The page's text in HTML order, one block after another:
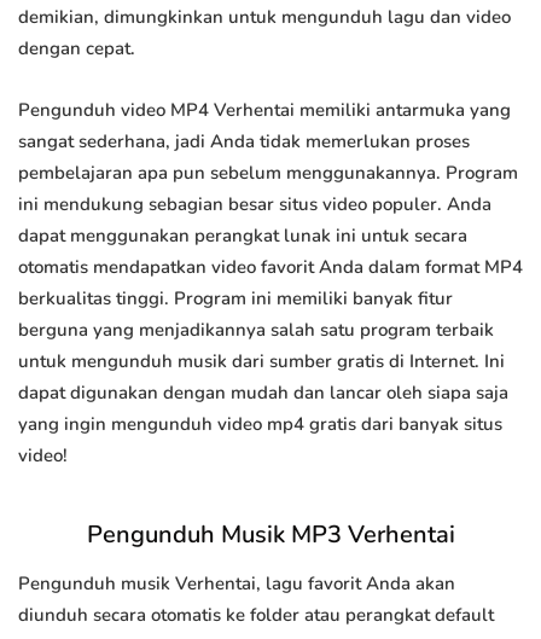
demikian, dimungkinkan untuk mengunduh lagu dan video
dengan cepat.
Pengunduh video MP4 Verhentai memiliki antarmuka yang
sangat sederhana, jadi Anda tidak memerlukan proses
pembelajaran apa pun sebelum menggunakannya. Program
ini mendukung sebagian besar situs video populer. Anda
dapat menggunakan perangkat lunak ini untuk secara
otomatis mendapatkan video favorit Anda dalam format MP4
berkualitas tinggi. Program ini memiliki banyak fitur
berguna yang menjadikannya salah satu program terbaik
untuk mengunduh musik dari sumber gratis di Internet. Ini
dapat digunakan dengan mudah dan lancar oleh siapa saja
yang ingin mengunduh video mp4 gratis dari banyak situs
video!
Pengunduh Musik MP3 Verhentai
Pengunduh musik Verhentai, lagu favorit Anda akan
diunduh secara otomatis ke folder atau perangkat default